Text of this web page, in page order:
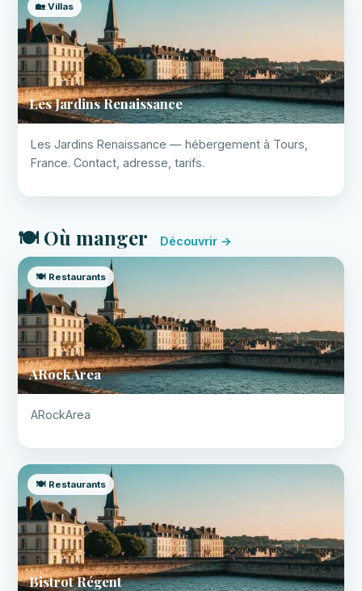
🏡 Villas
Les Jardins Renaissance
Les Jardins Renaissance — hébergement à Tours,
France. Contact, adresse, tarifs.
🍽️ Où manger Découvrir →
🍽️ Restaurants
ARockArea
ARockArea
🍽️ Restaurants
Bistrot Régent